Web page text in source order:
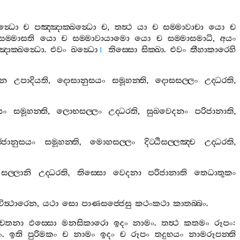
ච පඤ‍්ඤාක‍්ඛන්‍ධො ච, තත්‍ථ යා ච සම‍්මාවාචා යො ච
යො ච සම‍්මාවායාමො යො ච සම‍්මාසමාධි,අයං
.එවං ඛන්‍ධො 1 තිස‍්සො සික‍්ඛා.එවං තීහාකාරෙහි
උපාදියති, දොසානුසයං සමූහන‍්ති, දොසසල‍්ලං උද‍්ධරති,
සමූහන‍්ති,ලොභසල‍්ලං උද‍්ධරති,සුඛවෙදනං පරිජානාති,
සමූහන‍්ති,මොහසල‍්ලං දිට‍්ඨිසල‍්ලඤ‍්ච උද‍්ධරති,
සල‍්ලානි උද‍්ධරති, තිස‍්සො වෙදනා පරිජානාති
තෙධාතුකං
, යථා සො පාණසජ‍්ජෙසු කථංකථා කාතබ‍්බං.
ඵස‍්සො මනසිකාරො ඉදං නාමං.තත්‍ථ කතමං රූපං:
. ඉති පුරිමකං ච නාමං ඉදං ච රූපං තදුභයං නාමරූපන‍්ති